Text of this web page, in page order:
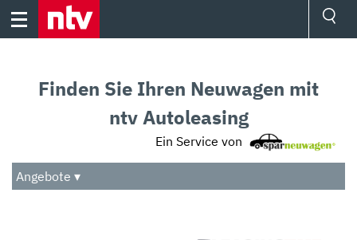
Skip
Audio
Das Beste
Finden Sie Ihren Neuwagen mit
ntv Autoleasing
Ein Service von
Angebote ▾